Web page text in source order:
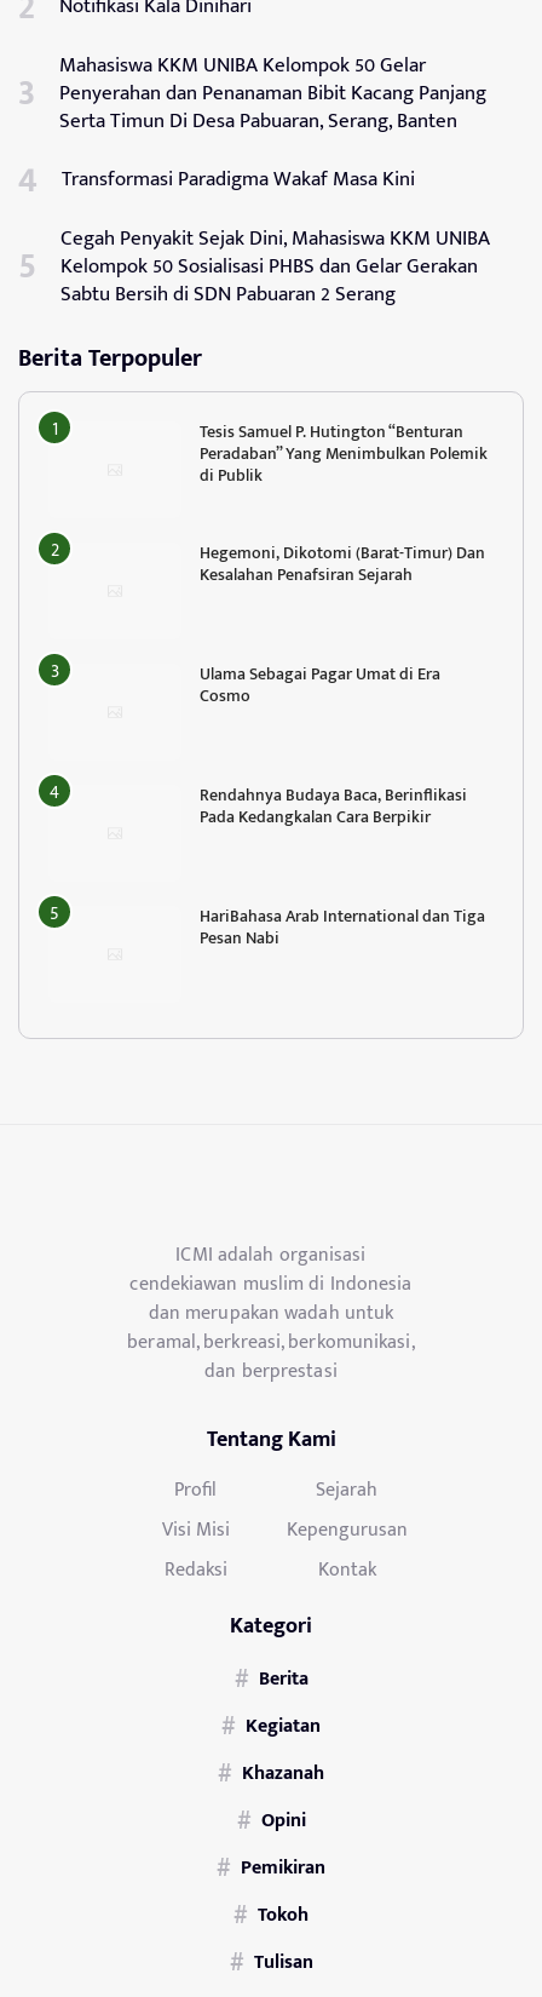
Mahasiswa KKM UNIBA Kelompok 50 Gelar
Penyerahan dan Penanaman Bibit Kacang Panjang
Serta Timun Di Desa Pabuaran, Serang, Banten
Transformasi Paradigma Wakaf Masa Kini
Cegah Penyakit Sejak Dini, Mahasiswa KKM UNIBA
Kelompok 50 Sosialisasi PHBS dan Gelar Gerakan
Sabtu Bersih di SDN Pabuaran 2 Serang
Berita Terpopuler
Tesis Samuel P. Hutington “Benturan
Peradaban” Yang Menimbulkan Polemik
di Publik
Hegemoni, Dikotomi (Barat-Timur) Dan
Kesalahan Penafsiran Sejarah
Ulama Sebagai Pagar Umat di Era
Cosmo
Rendahnya Budaya Baca, Berinflikasi
Pada Kedangkalan Cara Berpikir
HariBahasa Arab International dan Tiga
Pesan Nabi
ICMI adalah organisasi
cendekiawan muslim di Indonesia
dan merupakan wadah untuk
beramal, berkreasi, berkomunikasi,
dan berprestasi
Tentang Kami
Profil
Sejarah
Visi Misi
Kepengurusan
Redaksi
Kontak
Kategori
Berita
Kegiatan
Khazanah
Opini
Pemikiran
Tokoh
Tulisan